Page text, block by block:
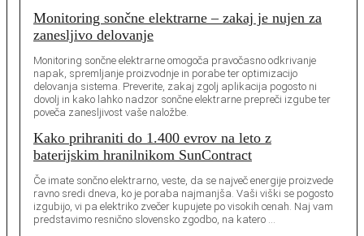
Monitoring sončne elektrarne – zakaj je nujen za
zanesljivo delovanje
Monitoring sončne elektrarne omogoča pravočasno odkrivanje
napak, spremljanje proizvodnje in porabe ter optimizacijo
delovanja sistema. Preverite, zakaj zgolj aplikacija pogosto ni
dovolj in kako lahko nadzor sončne elektrarne prepreči izgube ter
poveča zanesljivost vaše naložbe.
Kako prihraniti do 1.400 evrov na leto z
baterijskim hranilnikom SunContract
Če imate sončno elektrarno, veste, da se največ energije proizvede
ravno sredi dneva, ko je poraba najmanjša. Vaši viški se pogosto
izgubijo, vi pa elektriko zvečer kupujete po visokih cenah. Naj vam
predstavimo resnično slovensko zgodbo, na katero …